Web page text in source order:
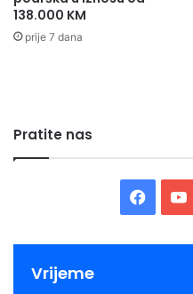
138.000 KM
prije 7 dana
Pratite nas
Vrijeme